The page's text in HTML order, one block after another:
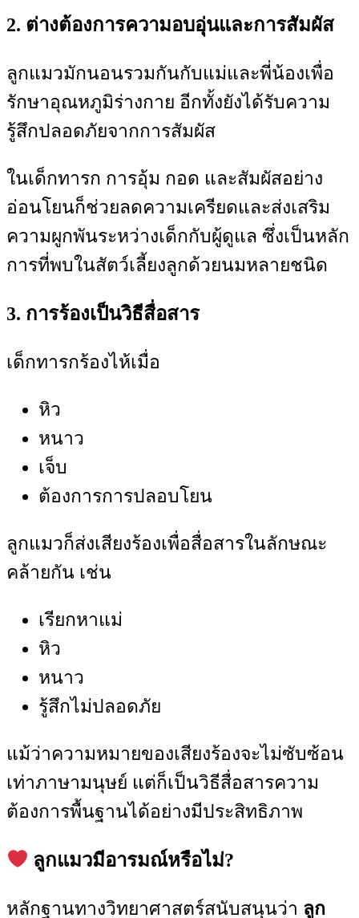
2. ต่างต้องการความอบอุ่นและการสัมผัส
ลูกแมวมักนอนรวมกันกับแม่และพี่น้องเพื่อ
รักษาอุณหภูมิร่างกาย อีกทั้งยังได้รับความ
รู้สึกปลอดภัยจากการสัมผัส
ในเด็กทารก การอุ้ม กอด และสัมผัสอย่าง
อ่อนโยนก็ช่วยลดความเครียดและส่งเสริม
ความผูกพันระหว่างเด็กกับผู้ดูแล ซึ่งเป็นหลัก
การที่พบในสัตว์เลี้ยงลูกด้วยนมหลายชนิด
3. การร้องเป็นวิธีสื่อสาร
เด็กทารกร้องไห้เมื่อ
หิว
หนาว
เจ็บ
ต้องการการปลอบโยน
ลูกแมวก็ส่งเสียงร้องเพื่อสื่อสารในลักษณะ
คล้ายกัน เช่น
เรียกหาแม่
หิว
หนาว
รู้สึกไม่ปลอดภัย
แม้ว่าความหมายของเสียงร้องจะไม่ซับซ้อน
เท่าภาษามนุษย์ แต่ก็เป็นวิธีสื่อสารความ
ต้องการพื้นฐานได้อย่างมีประสิทธิภาพ
ลูกแมวมีอารมณ์หรือไม่?
หลักฐานทางวิทยาศาสตร์สนับสนุนว่า ลูก